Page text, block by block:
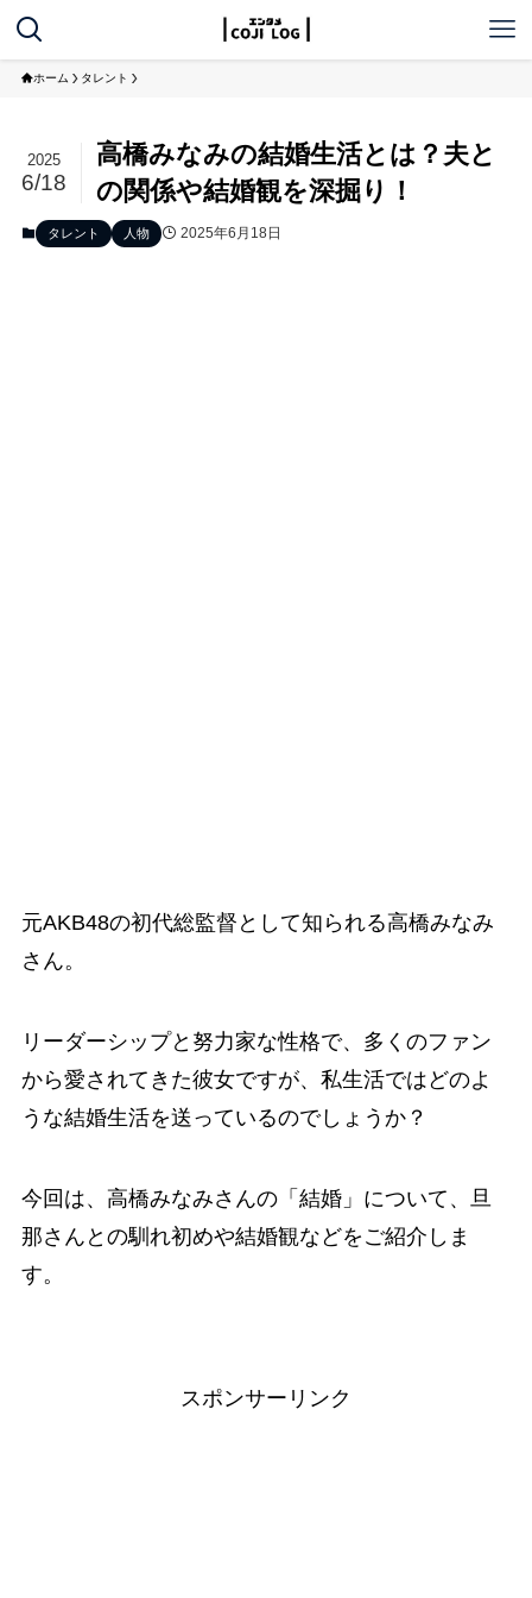
ホーム タレント
高橋みなみの結婚生活とは？夫と
の関係や結婚観を深掘り！
2025
6/18
タレント 人物 2025年6月18日
元AKB48の初代総監督として知られる高橋みなみ
さん。
リーダーシップと努力家な性格で、多くのファン
から愛されてきた彼女ですが、私生活ではどのよ
うな結婚生活を送っているのでしょうか？
今回は、高橋みなみさんの「結婚」について、旦
那さんとの馴れ初めや結婚観などをご紹介しま
す。
スポンサーリンク